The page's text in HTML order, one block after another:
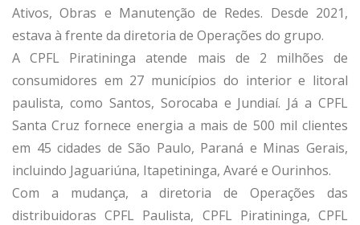
Ativos, Obras e Manutenção de Redes. Desde 2021,
estava à frente da diretoria de Operações do grupo.
A CPFL Piratininga atende mais de 2 milhões de
consumidores em 27 municípios do interior e litoral
paulista, como Santos, Sorocaba e Jundiaí. Já a CPFL
Santa Cruz fornece energia a mais de 500 mil clientes
em 45 cidades de São Paulo, Paraná e Minas Gerais,
incluindo Jaguariúna, Itapetininga, Avaré e Ourinhos.
Com a mudança, a diretoria de Operações das
distribuidoras CPFL Paulista, CPFL Piratininga, CPFL